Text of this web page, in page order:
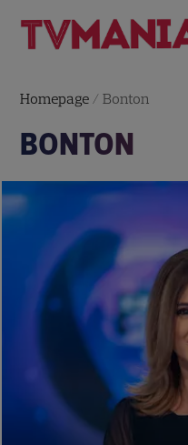
Homepage /Bonton
BONTON